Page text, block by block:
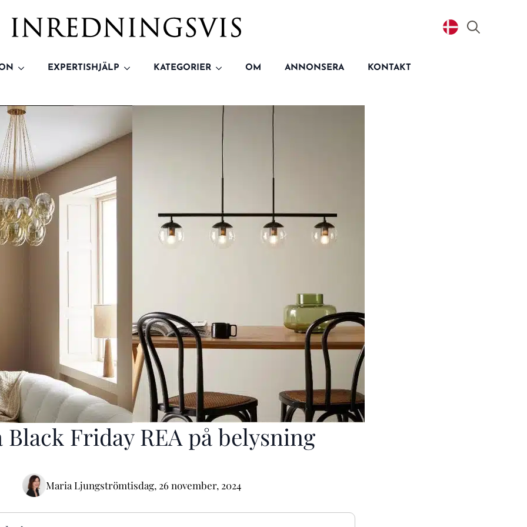
EXPERTISHJÄLP KATEGORIER OM ANNONSERA KONTAKT
Black Friday REA på belysning
Maria Ljungströmtisdag, 26 november, 2024